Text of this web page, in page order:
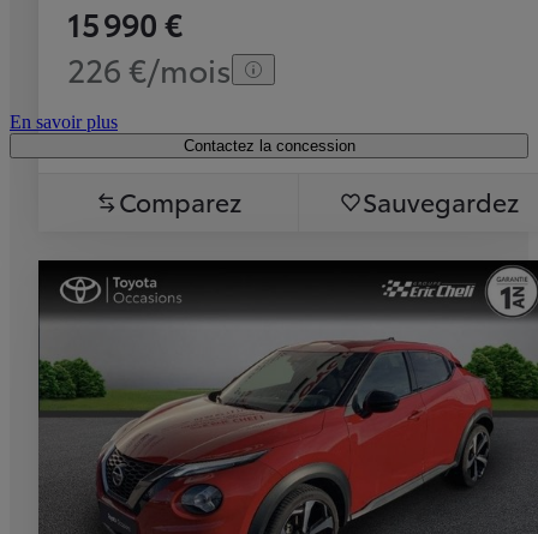
15 990 €
226 €/mois
En savoir plus
Contactez la concession
Comparez Sauvegardez